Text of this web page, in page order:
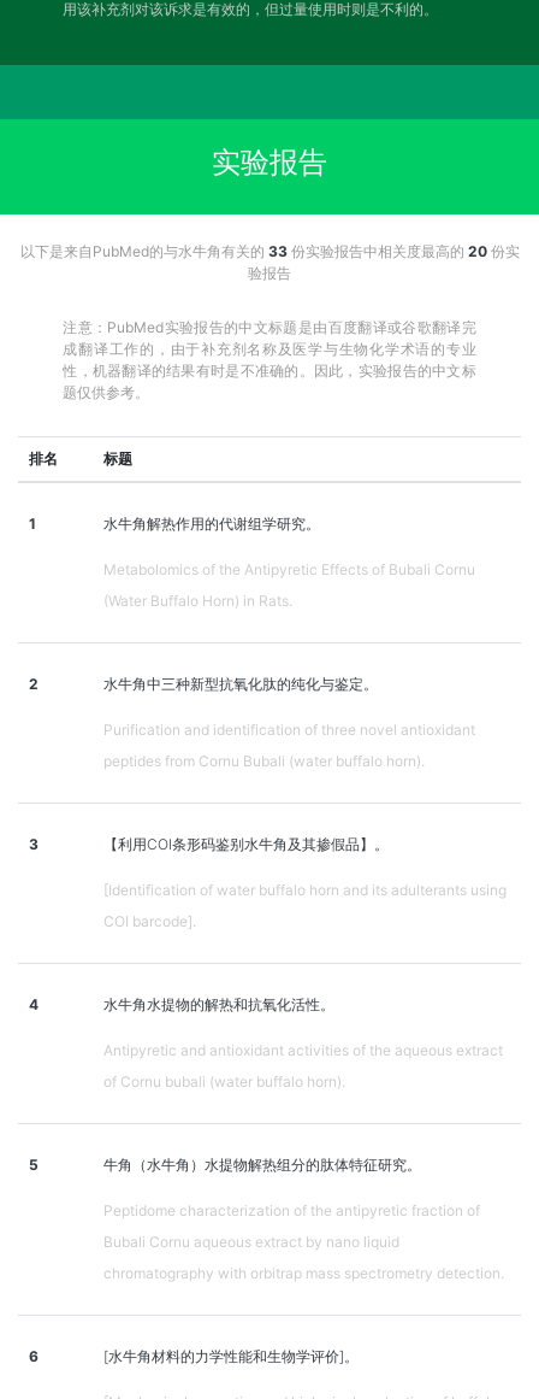
用该补充剂对该诉求是有效的，但过量使用时则是不利的。
实验报告
以下是来自PubMed的与水牛角有关的 33份实验报告中相关度最高的 20份实
验报告
注意：PubMed实验报告的中文标题是由百度翻译或谷歌翻译完
成翻译工作的，由于补充剂名称及医学与生物化学术语的专业
性，机器翻译的结果有时是不准确的。因此，实验报告的中文标
题仅供参考。
排名 标题
1 水牛角解热作用的代谢组学研究。
Metabolomics of the Antipyretic Effects of Bubali Cornu
(Water Buffalo Horn) in Rats.
2 水牛角中三种新型抗氧化肽的纯化与鉴定。
Purification and identification of three novel antioxidant
peptides from Cornu Bubali (water buffalo horn).
3 【利用COI条形码鉴别水牛角及其掺假品】。
[Identification of water buffalo horn and its adulterants using
COI barcode].
4 水牛角水提物的解热和抗氧化活性。
Antipyretic and antioxidant activities of the aqueous extract
of Cornu bubali (water buffalo horn).
5 牛角（水牛角）水提物解热组分的肽体特征研究。
Peptidome characterization of the antipyretic fraction of
Bubali Cornu aqueous extract by nano liquid
chromatography with orbitrap mass spectrometry detection.
6 [水牛角材料的力学性能和生物学评价]。